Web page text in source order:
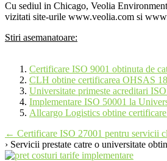
Cu sediul in Chicago, Veolia
vizitati site-urile www.veolia.com si
Stiri asemanatoare:
Certificare ISO 9001 obtinuta de
CLH obtine certificarea OHSAS
Universitate primeste acreditari
Implementare ISO 50001 la
Allcargo Logistics obtine
Post
navigation
← Certificare ISO 27001 pentru servicii
› Servicii prestate catre o universitate